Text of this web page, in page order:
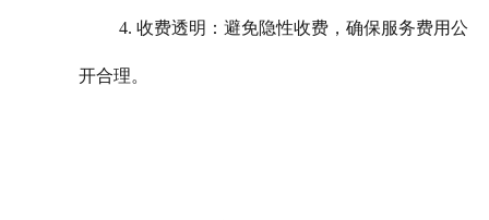
4. 收费透明：避免隐性收费，确保服务费用公
开合理。